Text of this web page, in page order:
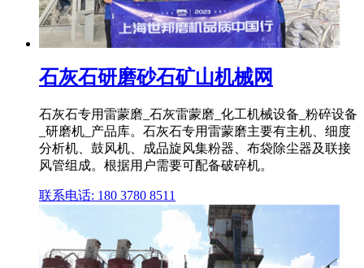
石灰石研磨砂石矿山机械网
石灰石专用雷蒙磨_石灰雷蒙磨_化工机械设备_粉碎设备
_研磨机_产品库。石灰石专用雷蒙磨主要有主机、细度
分析机、鼓风机、成品旋风集粉器、布袋除尘器及联接
风管组成。根据用户需要可配备破碎机。
联系电话: 180 3780 8511